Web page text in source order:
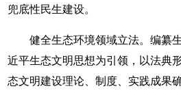
兜底性民生建设。
健全生态环境领域立法。编纂
近平生态文明思想为引领，以法典
态文明建设理论、制度、实践成果